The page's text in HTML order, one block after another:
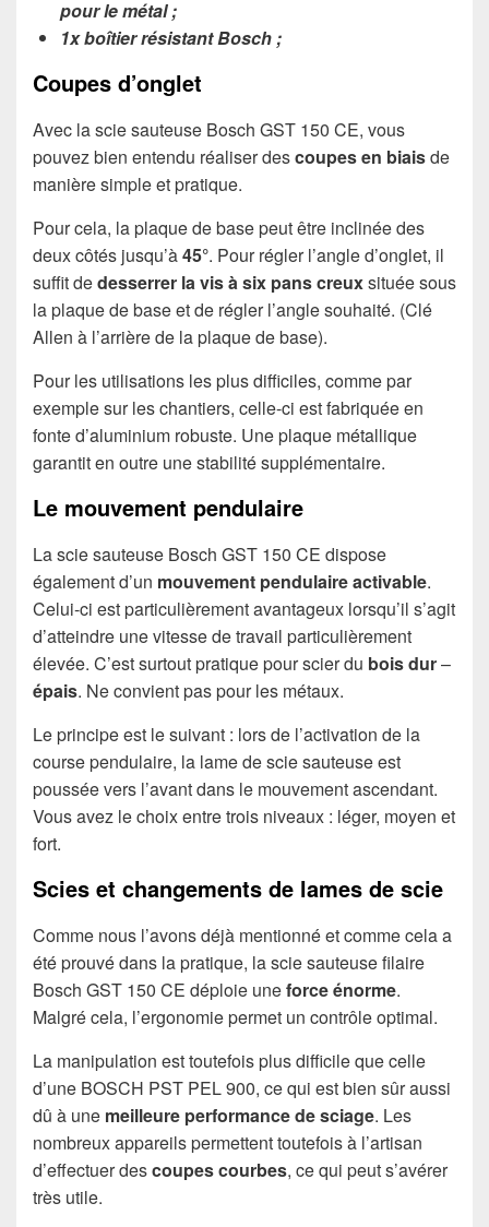
pour le métal ;
1x boîtier résistant Bosch ;
Coupes d’onglet
Avec la scie sauteuse Bosch GST 150 CE, vous
pouvez bien entendu réaliser descoupes en biaisde
manière simple et pratique.
Pour cela, la plaque de base peut être inclinée des
deux côtés jusqu’à45°. Pour régler l’angle d’onglet, il
suffit dedesserrer la vis à six pans creuxsituée sous
la plaque de base et de régler l’angle souhaité. (Clé
Allen à l’arrière de la plaque de base).
Pour les utilisations les plus difficiles, comme par
exemple sur les chantiers, celle-ci est fabriquée en
fonte d’aluminium robuste. Une plaque métallique
garantit en outre une stabilité supplémentaire.
Le mouvement pendulaire
La scie sauteuse Bosch GST 150 CE dispose
également d’un mouvement pendulaire activable.
Celui-ci est particulièrement avantageux lorsqu’il s’agit
d’atteindre une vitesse de travail particulièrement
élevée. C’est surtout pratique pour scier du bois dur–
épais. Ne convient pas pour les métaux.
Le principe est le suivant : lors de l’activation de la
course pendulaire, la lame de scie sauteuse est
poussée vers l’avant dans le mouvement ascendant.
Vous avez le choix entre trois niveaux : léger, moyen et
fort.
Scies et changements de lames de scie
Comme nous l’avons déjà mentionné et comme cela a
été prouvé dans la pratique, la scie sauteuse filaire
Bosch GST 150 CE déploie uneforce énorme.
Malgré cela, l’ergonomie permet un contrôle optimal.
La manipulation est toutefois plus difficile que celle
d’une BOSCH PST PEL 900, ce qui est bien sûr aussi
dû à une meilleure performance de sciage. Les
nombreux appareils permettent toutefois à l’artisan
d’effectuer descoupes courbes, ce qui peut s’avérer
très utile.